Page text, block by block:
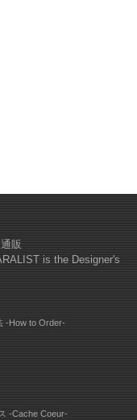
販
is the Designer's
-How to Order-
-Cache Coeur-